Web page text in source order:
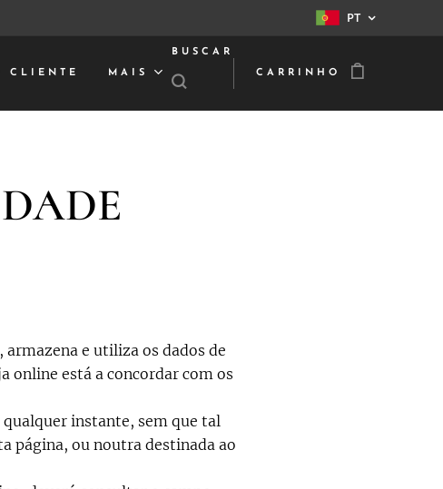
PT
CLIENTE MAIS
BUSCAR
CARRINHO
e utiliza os dados de
online está a concordar com os
instante, sem que tal
página, ou noutra destinada ao